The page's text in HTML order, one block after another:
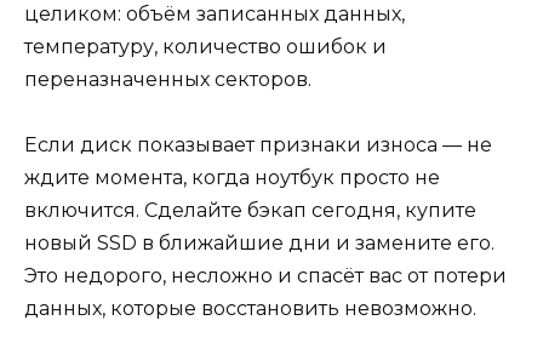
целиком: объём записанных данных,
температуру, количество ошибок и
переназначенных секторов.
Если диск показывает признаки износа — не
ждите момента, когда ноутбук просто не
включится. Сделайте бэкап сегодня, купите
новый SSD в ближайшие дни и замените его.
Это недорого, несложно и спасёт вас от потери
данных, которые восстановить невозможно.